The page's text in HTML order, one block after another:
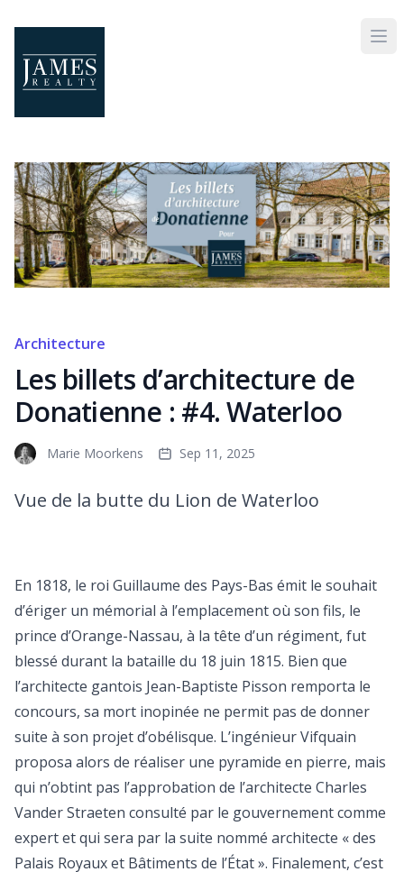
Architecture
Les billets d’architecture de
Donatienne : #4. Waterloo
Marie Moorkens Sep 11, 2025
Vue de la butte du Lion de Waterloo
En 1818, le roi Guillaume des Pays-Bas émit le souhait
d’ériger un mémorial à l’emplacement où son fils, le
prince d’Orange-Nassau, à la tête d’un régiment, fut
blessé durant la bataille du 18 juin 1815. Bien que
l’architecte gantois Jean-Baptiste Pisson remporta le
concours, sa mort inopinée ne permit pas de donner
suite à son projet d’obélisque. L’ingénieur Vifquain
proposa alors de réaliser une pyramide en pierre, mais
qui n’obtint pas l’approbation de l’architecte Charles
Vander Straeten consulté par le gouvernement comme
expert et qui sera par la suite nommé architecte « des
Palais Royaux et Bâtiments de l’État ». Finalement, c’est